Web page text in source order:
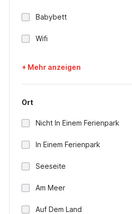
Babybett
Wifi
+ Mehr anzeigen
Ort
Nicht In Einem Ferienpark
In Einem Ferienpark
Seeseite
Am Meer
Auf Dem Land